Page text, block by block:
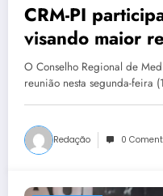
CRM-PI
visando maior
irregularidades
fiscalizações
O Conselho Regional de
reunião nesta segunda-feira
Redação 0